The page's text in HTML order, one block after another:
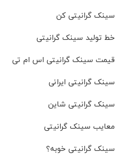
سینک گرانیتی کن
خط تولید سینک گرانیتی
قیمت سینک گرانیتی اس ام تی
سینک گرانیتی ایرانی
سینک گرانیتی شاین
معایب سینک گرانیتی
سینک گرانیتی خوبه؟